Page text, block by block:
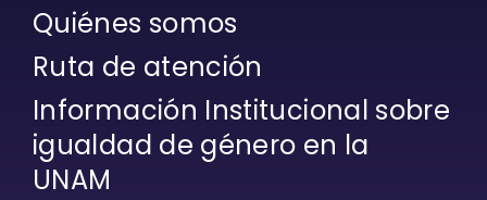
Quiénes somos
Ruta de atención
Información Institucional sobre
igualdad de género en la
UNAM